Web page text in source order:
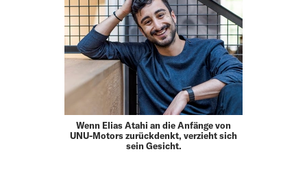
Wenn Elias Atahi an die Anfänge von
UNU-Motors zurückdenkt, verzieht sich
sein Gesicht.